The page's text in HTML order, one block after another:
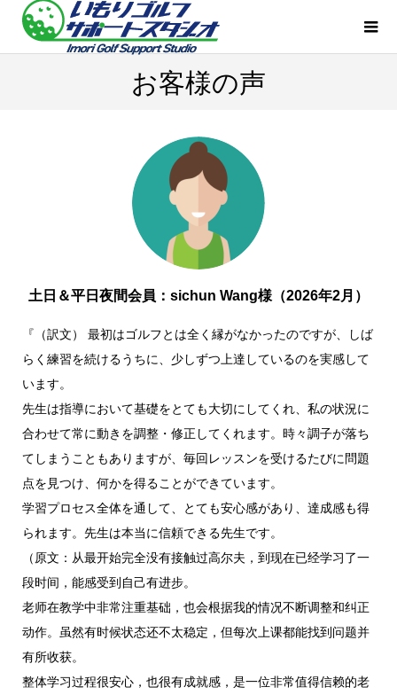
お客様の声
土日＆平日夜間会員：sichun Wang様（2026年2月）
『（訳文） 最初はゴルフとは全く縁がなかったのですが、しば
らく練習を続けるうちに、少しずつ上達しているのを実感して
います。
先生は指導において基礎をとても大切にしてくれ、私の状況に
合わせて常に動きを調整・修正してくれます。時々調子が落ち
てしまうこともありますが、毎回レッスンを受けるたびに問題
点を見つけ、何かを得ることができています。
学習プロセス全体を通して、とても安心感があり、達成感も得
られます。先生は本当に信頼できる先生です。
（原文：从最开始完全没有接触过高尔夫，到现在已经学习了一
段时间，能感受到自己有进步。
老师在教学中非常注重基础，也会根据我的情况不断调整和纠正
动作。虽然有时候状态还不太稳定，但每次上课都能找到问题并
有所收获。
整体学习过程很安心，也很有成就感，是一位非常值得信赖的老